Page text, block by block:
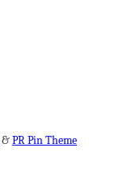
&PR Pin Theme